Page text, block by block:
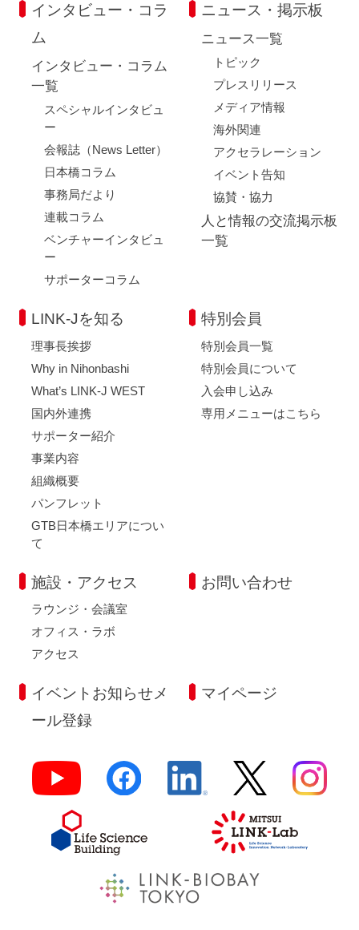
インタビュー・コラ
ム
インタビュー・コラム
一覧
スペシャルインタビュ
ー
会報誌（News Letter）
日本橋コラム
事務局だより
連載コラム
ベンチャーインタビュ
ー
サポーターコラム
ニュース・掲示板
ニュース一覧
トピック
プレスリリース
メディア情報
海外関連
アクセラレーション
イベント告知
協賛・協力
人と情報の交流掲示板
一覧
LINK-Jを知る
理事長挨拶
Why in Nihonbashi
What’s LINK-J WEST
国内外連携
サポーター紹介
事業内容
組織概要
パンフレット
GTB日本橋エリアについ
て
特別会員
特別会員一覧
特別会員について
入会申し込み
専用メニューはこちら
施設・アクセス
ラウンジ・会議室
オフィス・ラボ
アクセス
お問い合わせ
イベントお知らせメ
ール登録
マイページ